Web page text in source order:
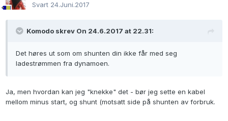
Svart 24.Juni.2017
Komodo skrev On 24.6.2017 at 22.31:
Det høres ut som om shunten din ikke får med seg
ladestrømmen fra dynamoen.
Ja, men hvordan kan jeg "knekke" det - bør jeg sette en kabel
mellom minus start, og shunt (motsatt side på shunten av forbruk.